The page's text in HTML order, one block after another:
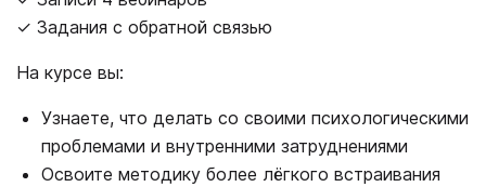
✓ Задания с обратной связью
На курсе вы:
Узнаете, что делать со своими психологическими
проблемами и внутренними затруднениями
Освоите методику более лёгкого встраивания